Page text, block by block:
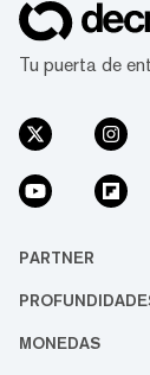
Tu puerta de
PARTNER
MONEDAS